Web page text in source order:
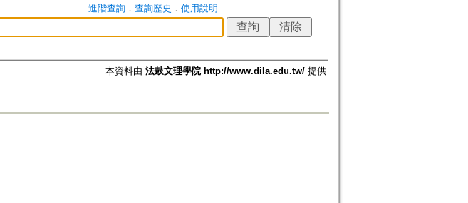
進階查詢． 查詢歷史 ． 使用說明
本資料由 法鼓文理學院 http://www.dila.edu.tw/提供